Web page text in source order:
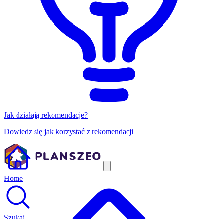
Jak działają rekomendacje?
Dowiedz się jak korzystać z rekomendacji
Home
Szukaj